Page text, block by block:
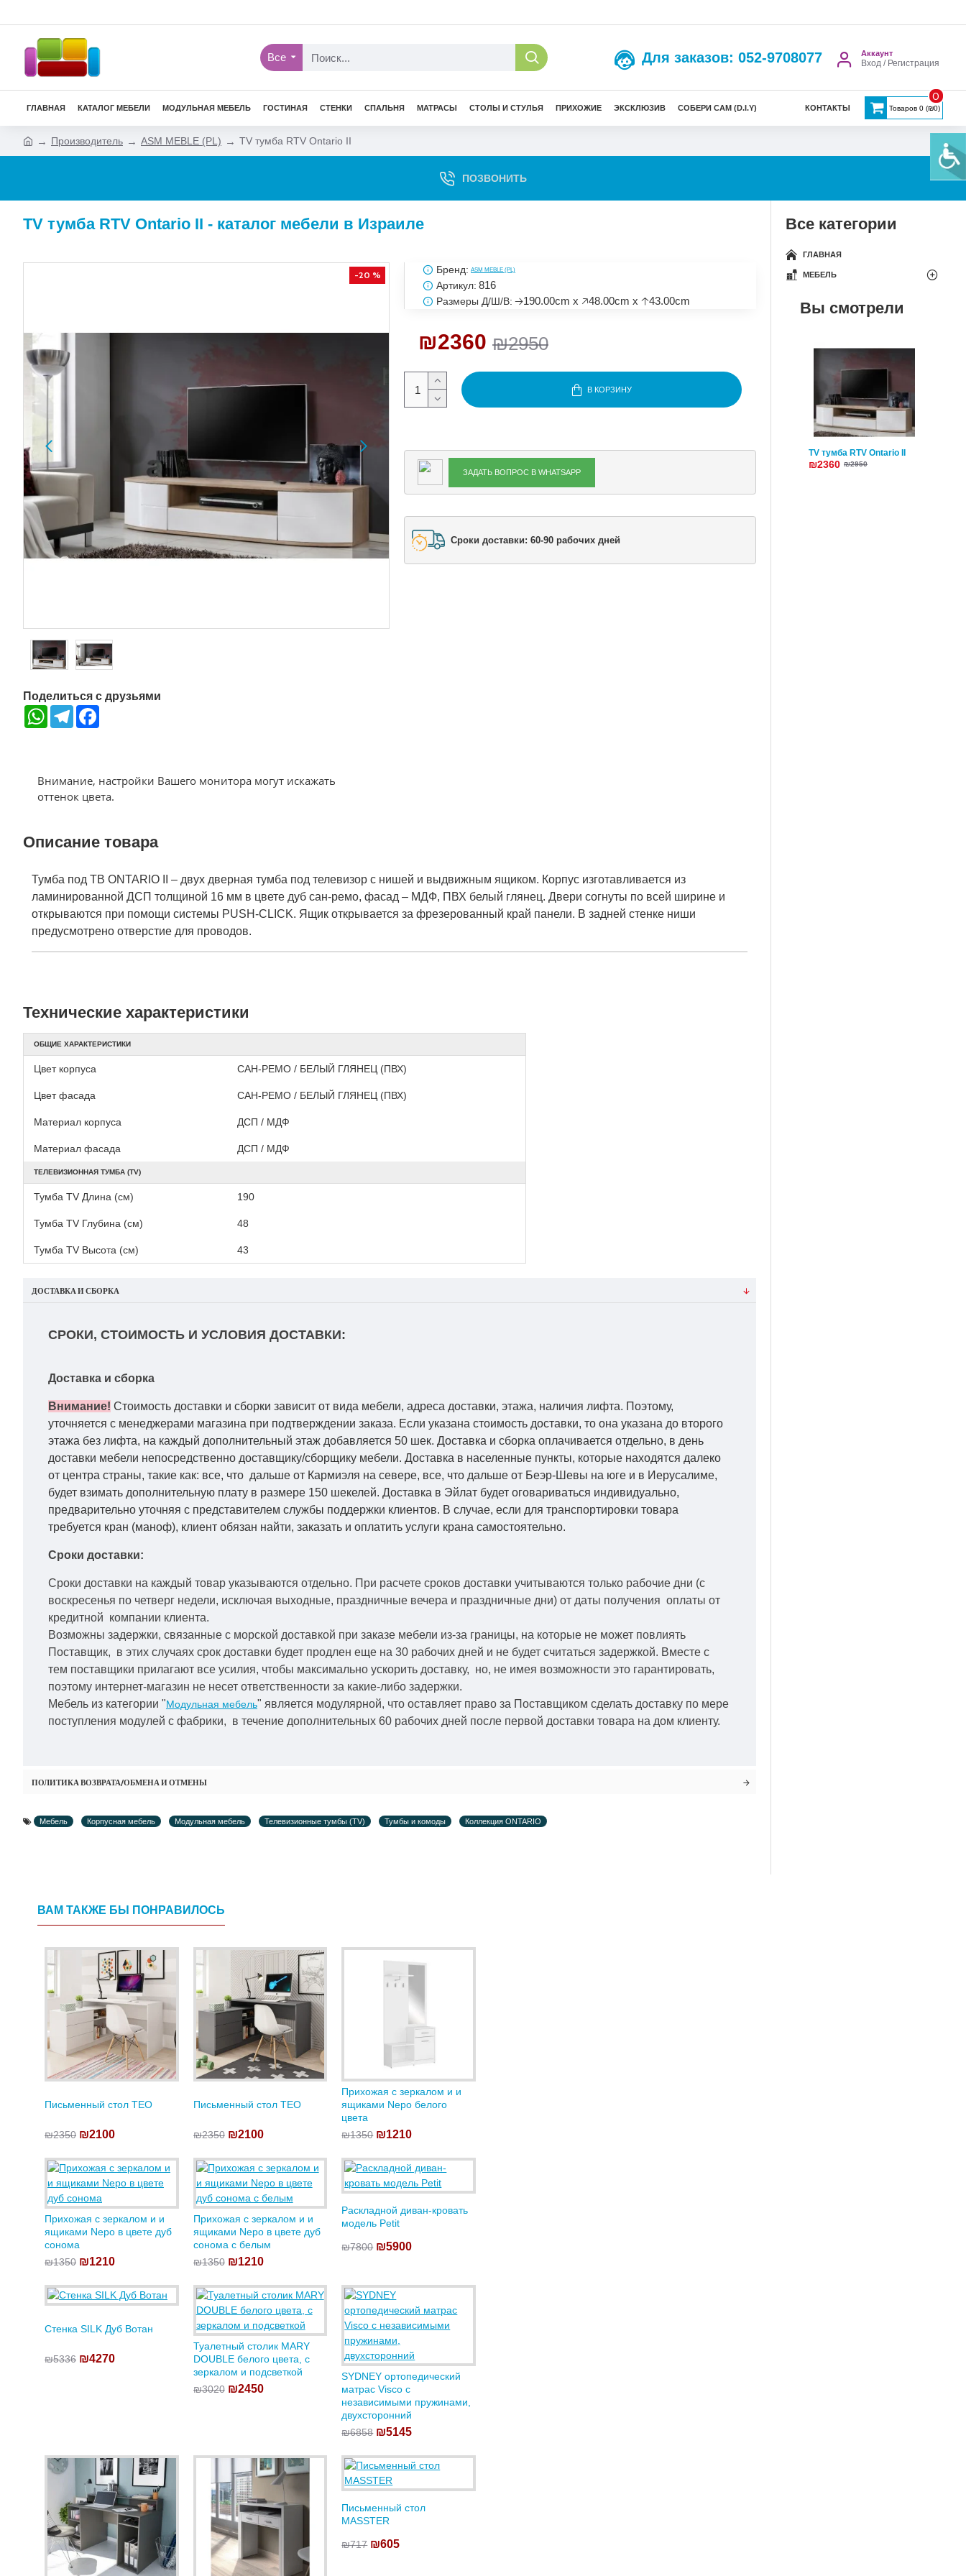
Все Для заказов: 052-9708077 Аккаунт
Вход / Регистрация
ГЛАВНАЯ КАТАЛОГ МЕБЕЛИ МОДУЛЬНАЯ МЕБЕЛЬ ГОСТИНАЯ СТЕНКИ СПАЛЬНЯ МАТРАСЫ СТОЛЫ И СТУЛЬЯ ПРИХОЖИЕ ЭКСКЛЮЗИВ СОБЕРИ САМ (D.I.Y) КОНТАКТЫ Товаров 0 (₪0)
0
Производитель ASM MEBLE (PL) TV тумба RTV Ontario II
ПОЗВОНИТЬ
TV тумба RTV Ontario II - каталог мебели в Израиле
-20 %
Поделиться с друзьями
WhatsAppTelegram
Внимание, настройки Вашего монитора могут искажать
оттенок цвета.
₪2950
₪2360
Бренд: ASM MEBLE (PL)
Артикул: 816
Размеры Д/Ш/В: 🡢190.00cm x 🡥48.00cm x 🡡43.00cm
В КОРЗИНУ
ЗАДАТЬ ВОПРОС В WHATSAPP
Сроки доставки: 60-90 рабочих дней
Описание товара
Тумба под ТВ ONTARIO II – двух дверная тумба под телевизор с нишей и выдвижным ящиком. Корпус изготавливается из
ламинированной ДСП толщиной 16 мм в цвете дуб сан-ремо, фасад – МДФ, ПВХ белый глянец. Двери согнуты по всей ширине и
открываются при помощи системы PUSH-CLICK. Ящик открывается за фрезерованный край панели. В задней стенке ниши
предусмотрено отверстие для проводов.
Технические характеристики
ОБЩИЕ ХАРАКТЕРИСТИКИ
Цвет корпуса САН-РЕМО / БЕЛЫЙ ГЛЯНЕЦ (ПВХ)
Цвет фасада САН-РЕМО / БЕЛЫЙ ГЛЯНЕЦ (ПВХ)
Материал корпуса ДСП / МДФ
Материал фасада ДСП / МДФ
ТЕЛЕВИЗИОННАЯ ТУМБА (TV)
Тумба TV Длина (см) 190
Тумба TV Глубина (см) 48
Тумба TV Высота (см) 43
ДОСТАВКА И СБОРКА
СРОКИ, СТОИМОСТЬ И УСЛОВИЯ ДОСТАВКИ:
Доставка и сборка
Внимание! Стоимость доставки и сборки зависит от вида мебели, адреса доставки, этажа, наличия лифта. Поэтому,
уточняется с менеджерами магазина при подтверждении заказа. Если указана стоимость доставки, то она указана до второго
этажа без лифта, на каждый дополнительный этаж добавляется 50 шек. Доставка и сборка оплачивается отдельно, в день
доставки мебели непосредственно доставщику/сборщику мебели. Доставка в населенные пункты, которые находятся далеко
от центра страны, такие как: все, что дальше от Кармиэля на севере, все, что дальше от Беэр-Шевы на юге и в Иерусалиме,
будет взимать дополнительную плату в размере 150 шекелей. Доставка в Эйлат будет оговариваться индивидуально,
предварительно уточняя с представителем службы поддержки клиентов. В случае, если для транспортировки товара
требуется кран (маноф), клиент обязан найти, заказать и оплатить услуги крана самостоятельно.
Сроки доставки:
Сроки доставки на каждый товар указываются отдельно. При расчете сроков доставки учитываются только рабочие дни (с
воскресенья по четверг недели, исключая выходные, праздничные вечера и праздничные дни) от даты получения оплаты от
кредитной компании клиента.
Возможны задержки, связанные с морской доставкой при заказе мебели из-за границы, на которые не может повлиять
Поставщик, в этих случаях срок доставки будет продлен еще на 30 рабочих дней и не будет считаться задержкой. Вместе с
тем поставщики прилагают все усилия, чтобы максимально ускорить доставку, но, не имея возможности это гарантировать,
поэтому интернет-магазин не несет ответственности за какие-либо задержки.
Мебель из категории "Модульная мебель" является модулярной, что оставляет право за Поставщиком сделать доставку по мере
поступления модулей с фабрики, в течение дополнительных 60 рабочих дней после первой доставки товара на дом клиенту.
ПОЛИТИКА ВОЗВРАТА/ОБМЕНА И ОТМЕНЫ
Мебель Корпусная мебель Модульная мебель Телевизионные тумбы (TV) Тумбы и комоды Коллекция ONTARIO
Все категории
ГЛАВНАЯ
МЕБЕЛЬ
Вы смотрели
TV тумба RTV Ontario II
₪2360 ₪2950
ВАМ ТАКЖЕ БЫ ПОНРАВИЛОСЬ
Письменный стол TEO
₪2350 ₪2100
Письменный стол TEO
₪2350 ₪2100
Прихожая с зеркалом и и
ящиками Nepo белого
цвета
₪1350 ₪1210
Прихожая с зеркалом и и
ящиками Nepo в цвете дуб
сонома
₪1350 ₪1210
Прихожая с зеркалом и и
ящиками Nepo в цвете дуб
сонома с белым
₪1350 ₪1210
Раскладной диван-кровать
модель Petit
₪7800 ₪5900
Стенка SILK Дуб Вотан
₪5336 ₪4270
Туалетный столик MARY
DOUBLE белого цвета, с
зеркалом и подсветкой
₪3020 ₪2450
SYDNEY ортопедический
матрас Visco с
независимыми пружинами,
двухсторонний
₪6858 ₪5145
Письменный стол
MASSTER
₪717 ₪605